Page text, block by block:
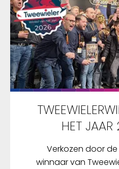
HET
Verkozen door
winnaar van